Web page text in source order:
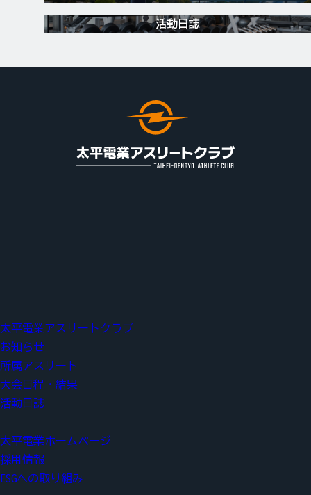
活動日誌
太平電業アスリートクラブ
お知らせ
所属アスリート
大会日程・結果
活動日誌
太平電業ホームページ
採用情報
ESGへの取り組み